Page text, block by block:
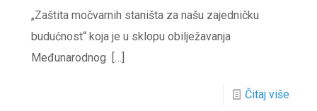
„Zaštita močvarnih staništa za našu zajedničku
budućnost“ koja je u sklopu obilježavanja
Međunarodnog
[…]
Čitaj više